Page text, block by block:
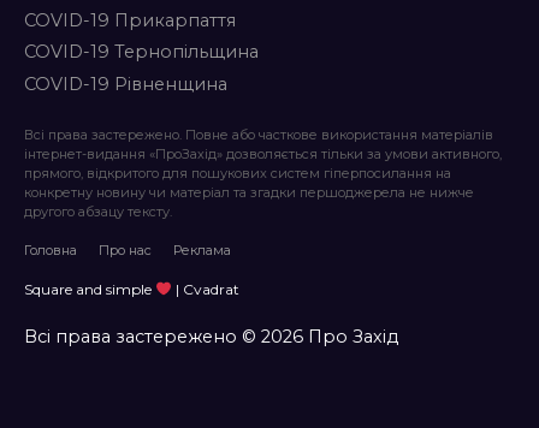
COVID-19 Прикарпаття
COVID-19 Тернопільщина
COVID-19 Рівненщина
Всі права застережено. Повне або часткове використання матеріалів
інтернет-видання «ПроЗахід» дозволяється тільки за умови активного,
прямого, відкритого для пошукових систем гіперпосилання на
конкретну новину чи матеріал та згадки першоджерела не нижче
другого абзацу тексту.
Головна Про нас Реклама
Square and simple | Cvadrat
Всі права застережено © 2026 Про Захід